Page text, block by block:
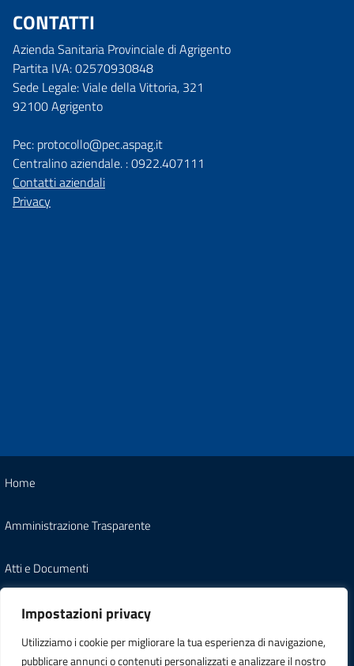
Impostazioni privacy
Utilizziamo i cookie per migliorare la tua esperienza di navigazione,
pubblicare annunci o contenuti personalizzati e analizzare il nostro
CONTATTI
Azienda Sanitaria Provinciale di Agrigento
Partita IVA: 02570930848
Sede Legale: Viale della Vittoria, 321
92100 Agrigento
Pec: protocollo@pec.aspag.it
Centralino aziendale. : 0922.407111
Contatti aziendali
Privacy
Home
Amministrazione Trasparente
Atti e Documenti
Note Legali
Informativa Privacy